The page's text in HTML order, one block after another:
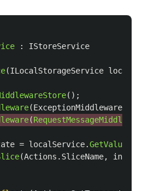
:
IStoreService
(ILocalStorageService
();
(ExceptionMiddleware
(
= localService.GetValue
(Actions . SliceName,